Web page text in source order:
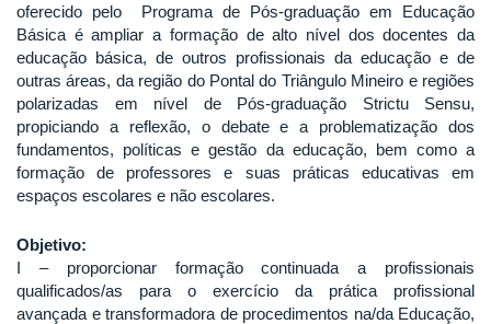
oferecido pelo Programa de Pós-graduação em Educação
Básica é ampliar a formação de alto nível dos docentes da
educação básica, de outros profissionais da educação e de
outras áreas, da região do Pontal do Triângulo Mineiro e regiões
polarizadas em nível de Pós-graduação Strictu Sensu,
propiciando a reflexão, o debate e a problematização dos
fundamentos, políticas e gestão da educação, bem como a
formação de professores e suas práticas educativas em
espaços escolares e não escolares.
Objetivo:
I – proporcionar formação continuada a profissionais
qualificados/as para o exercício da prática profissional
avançada e transformadora de procedimentos na/da Educação,